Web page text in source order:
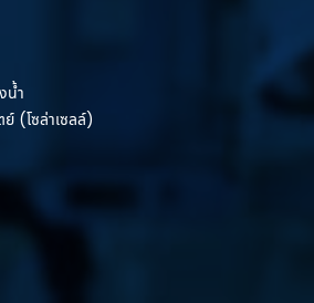
น้ำ
(โซล่าเซลล์)